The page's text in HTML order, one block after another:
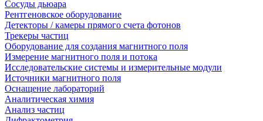
Сосуды дьюара
Рентгеновское оборудование
Детекторы / камеры прямого счета фотонов
Трекеры частиц
Оборудование для создания магнитного поля
Измерение магнитного поля и потока
Исследовательские системы и измерительные модули
Источники магнитного поля
Оснащение лабораторий
Аналитическая химия
Анализ частиц